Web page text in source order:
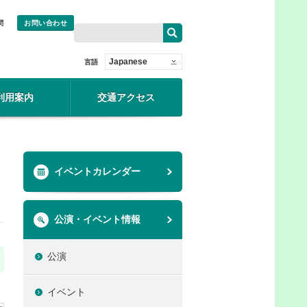
お問い合わせ
言語 Japanese
用案内 交通アクセス
イベントカレンダー
公演・イベント情報
公演
イベント